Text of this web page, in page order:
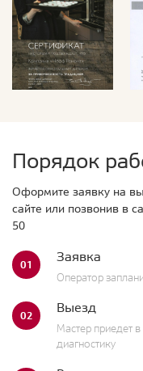
Порядок
Оформите заявку на
сайте или позвонив в
50
01 Заявка
Оператор
02 Выезд
Мастер приедет
диагностику